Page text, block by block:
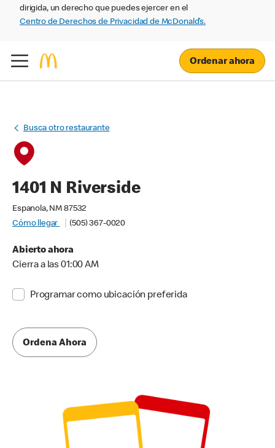
dirigida, un derecho que puedes ejercer en el
Centro de Derechos de Privacidad de McDonald’s.
Ordenar ahora
Busca otro restaurante
1401 N Riverside
Espanola, NM 87532
Cómo llegar
(505) 367-0020
Abierto ahora
Cierra a las 01:00 AM
Programar como ubicación preferida
Ordena Ahora